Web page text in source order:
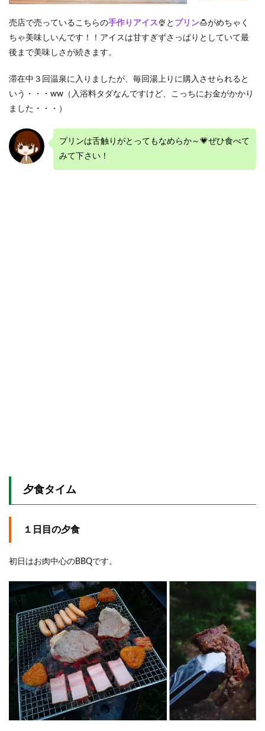
売店で売っているこちらの手作りアイス🍨と プリン🍮がめちゃく
ちゃ美味しいんです！！アイスは甘すぎずさっぱりとしていて最
後まで美味しさが続きます。
滞在中３回温泉に入りましたが、毎回湯上りに購入させられると
いう・・・ww（入浴料タダなんですけど、こっちにお金がかかり
ました・・・）
プリンは舌触りがとってもなめらか～💗ぜひ食べて
みて下さい！
夕食タイム
１日目の夕食
初日はお肉中心のBBQです。